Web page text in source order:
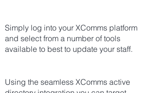
Simply log into your XComms platform
and select from a number of tools
available to best to update your staff.
Using the seamless XComms active